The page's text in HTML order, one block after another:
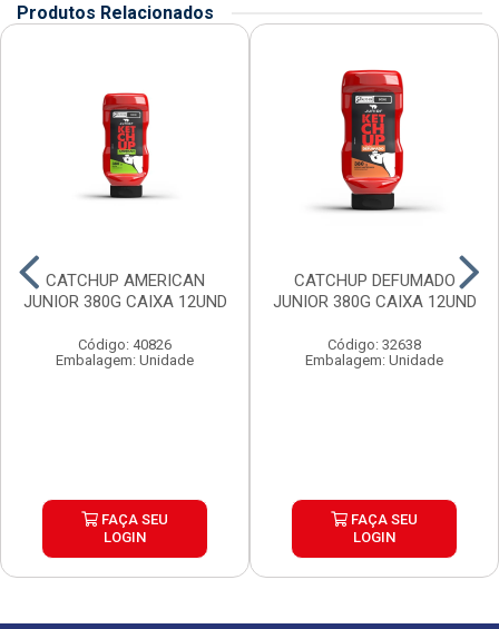
Produtos Relacionados
CATCHUP AMERICAN
JUNIOR 380G CAIXA 12UND
Código: 40826
Embalagem: Unidade
FAÇA SEU
LOGIN
CATCHUP DEFUMADO
JUNIOR 380G CAIXA 12UND
Código: 32638
Embalagem: Unidade
FAÇA SEU
LOGIN